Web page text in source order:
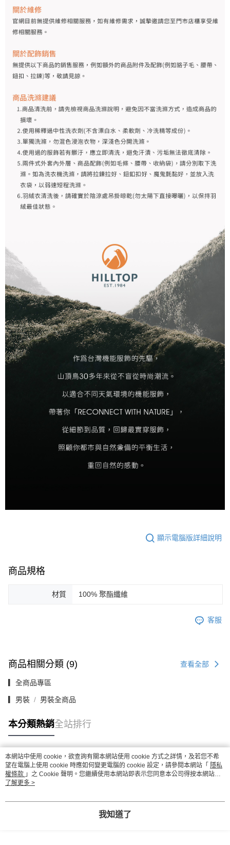
顯示電腦版詳細說明
商品規格
材質 100% 聚酯纖維
客服
商品相關分類 (9) 查看全部
▎全商品專區
▎男裝 男裝全商品
本分類熱銷全站排行
熱門標籤
本網站中使用 cookie，欲查詢有關本網站使用 cookie 方式之詳情，及若您不希
望在電腦上使用 cookie 時應如何變更電腦的 cookie 設定，請參閱本網站「 隱私
權條款 」之 Cookie 聲明。您繼續使用本網站即表示您同意本公司得按本網站使
用條款之 Cookie 聲明使用 cookie。
了解更多 >
我知道了